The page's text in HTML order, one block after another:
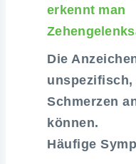
erkennt man
Die
unspezifisch,
Schmerzen
können.
Häufige